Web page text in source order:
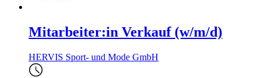
Mitarbeiter:in Verkauf (w/m/d)
HERVIS Sport- und Mode GmbH